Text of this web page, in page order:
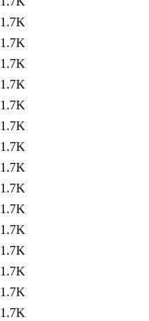
1.7K
1.7K
1.7K
1.7K
1.7K
1.7K
1.7K
1.7K
1.7K
1.7K
1.7K
1.7K
1.7K
1.7K
1.7K